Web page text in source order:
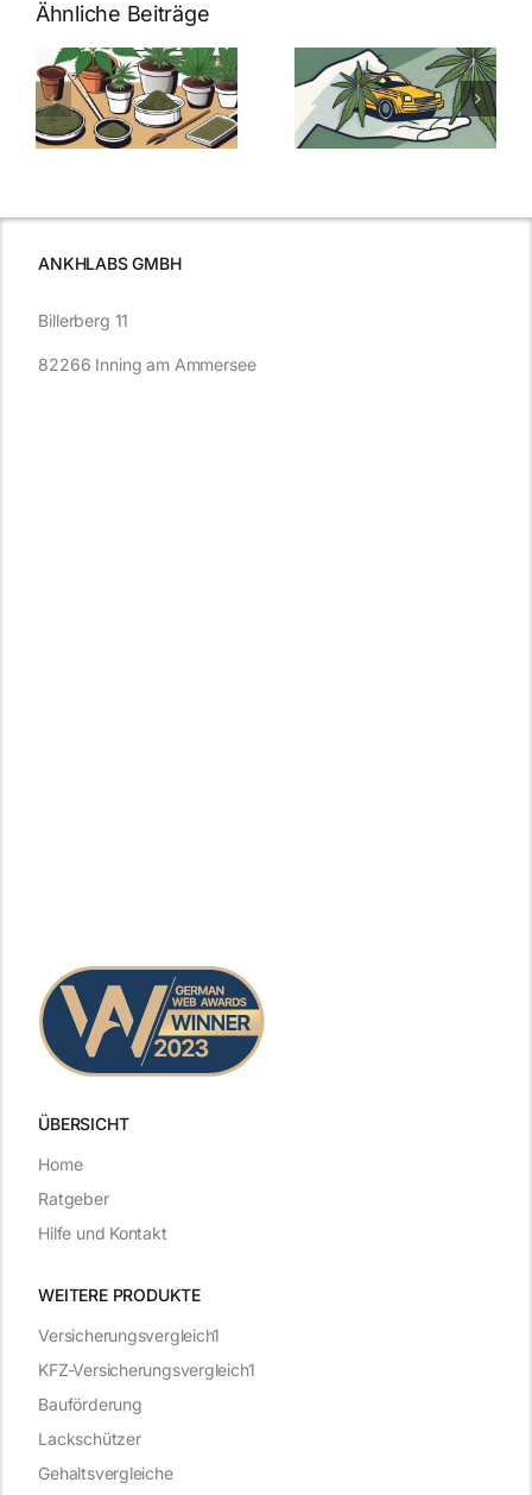
Ähnliche Beiträge
Neue THC-
Grenzwert-
Regelung:
Was Sie über
Cannabis und
müssen
Cannabis
Samen
kaufen: Alles
was Sie
ANKHLABS GMBH
ÜBERSICHT
WEITERE PRODUKTE
Billerberg 11
82266 Inning am Ammersee
Versicherungsvergleich1
KFZ-Versicherungsvergleich1
Bauförderung
Lackschützer
Gehaltsvergleiche
Home
Ratgeber
Hilfe und Kontakt